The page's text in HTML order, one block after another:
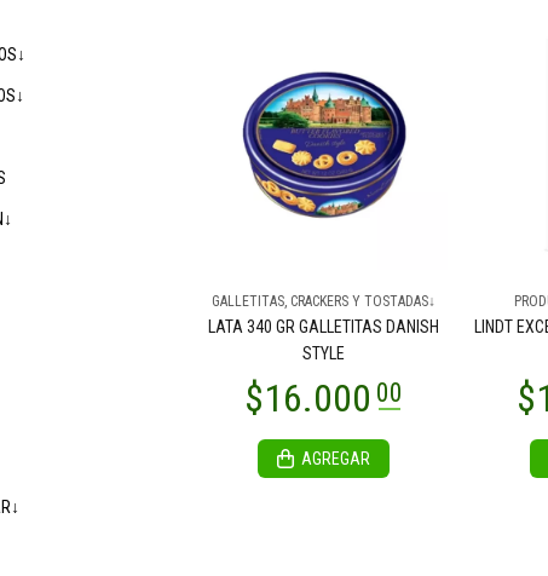
GALLETITAS, CRACKERS Y TOSTADAS↓
LATA 340 GR GALLETITAS DANISH
STYLE
AGREGAR
LINDT